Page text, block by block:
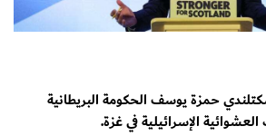
حمزة يوسف الحكومة البريطانية
الإسرائيلية في غزة.